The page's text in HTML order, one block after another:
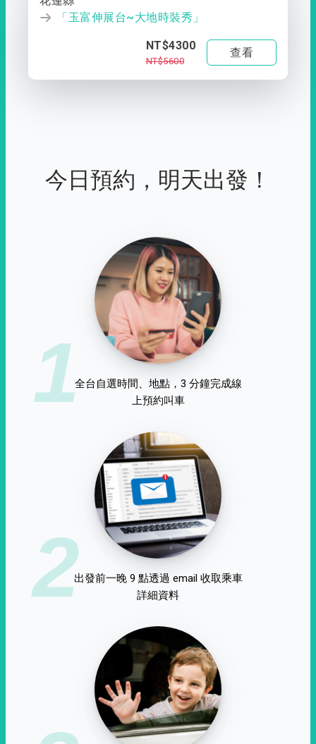
「玉富伸展台~大地時裝秀」
NT$4300
NT$5600
查看
今日預約，明天出發！
1全台自選時間、地點，3 分鐘完成線
上預約叫車
2出發前一晚 9 點透過 email 收取乘車
詳細資料